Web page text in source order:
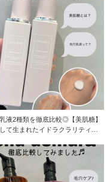
液2種類を徹底比較◎【美肌糖】
て生まれたイドラクラリティを